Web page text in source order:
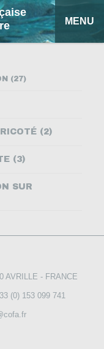
MENU
(27)
(2)
(3)
SUR
AVRILLE - FRANCE
(0) 153 099 741